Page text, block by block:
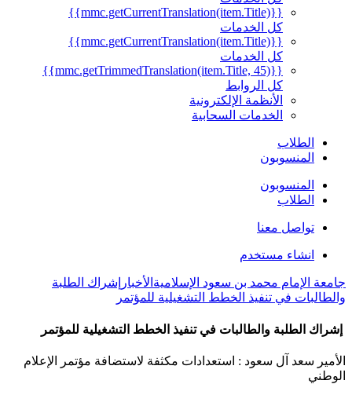
{{mmc.getCurrentTranslation(item.Title)}}
كل الخدمات
{{mmc.getCurrentTranslation(item.Title)}}
كل الخدمات
{{mmc.getTrimmedTranslation(item.Title, 45)}}
كل الروابط
الأنظمة الإلكترونية
الخدمات السحابية
الطلاب
المنسوبون
المنسوبون
الطلاب
تواصل معنا
انشاء مستخدم
جامعة الإمام محمد بن سعود الإسلامية الأخبار إشراك الطلبة
والطالبات في تنفيذ الخطط التشغيلية للمؤتمر
إشراك الطلبة والطالبات في تنفيذ الخطط التشغيلية للمؤتمر
الأمير سعد آل سعود : استعدادات مكثفة لاستضافة مؤتمر الإعلام
الوطني